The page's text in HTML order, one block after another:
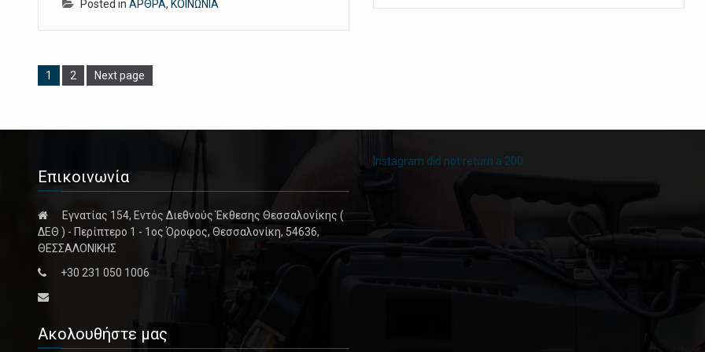
Posted in ΑΡΘΡΑ, ΚΟΙΝΩΝΙΑ
Page
1 Page
2 Next page
Επικοινωνία
Εγνατίας 154, Εντός Διεθνούς Έκθεσης Θεσσαλονίκης (
ΔΕΘ ) - Περίπτερο 1 - 1ος Όροφος, Θεσσαλονίκη, 54636,
ΘΕΣΣΑΛΟΝΙΚΗΣ
+30 231 050 1006
Ακολουθήστε μας
Instagram did not return a 200.